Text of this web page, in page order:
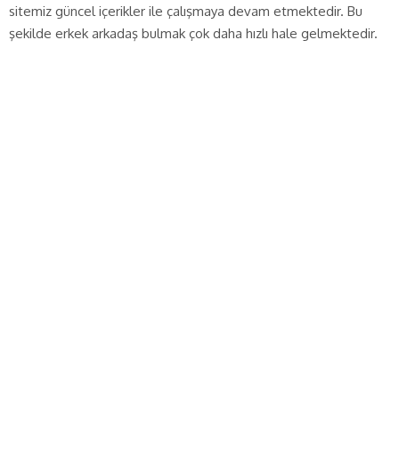
sitemiz güncel içerikler ile çalışmaya devam etmektedir. Bu
şekilde erkek arkadaş bulmak çok daha hızlı hale gelmektedir.